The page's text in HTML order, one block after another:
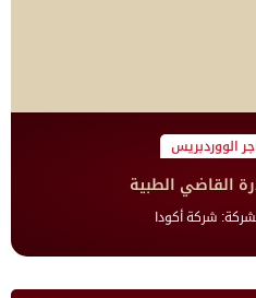
الووردبريس
القاضي الطبية
شركة أكودا